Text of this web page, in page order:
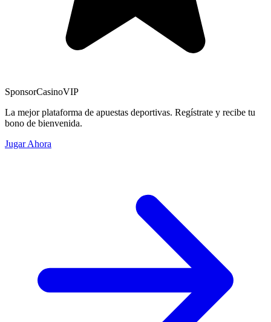
SponsorCasinoVIP
La mejor plataforma de apuestas deportivas. Regístrate y recibe tu
bono de bienvenida.
Jugar Ahora